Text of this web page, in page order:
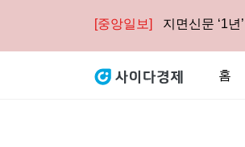
[중앙일보] 지면신문 ‘1
홈